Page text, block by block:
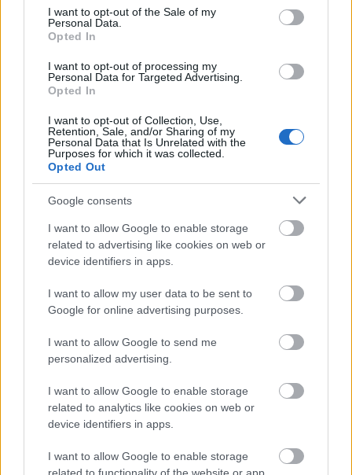
consent section.
I want to opt-out of the Sale of my
Personal Data.
Opted In
I want to opt-out of processing my
Personal Data for Targeted Advertising.
Opted In
I want to opt-out of Collection, Use,
Retention, Sale, and/or Sharing of my
Personal Data that Is Unrelated with the
Purposes for which it was collected.
Opted Out
Google consents
I want to allow Google to enable storage
related to advertising like cookies on web or
device identifiers in apps.
I want to allow my user data to be sent to
Google for online advertising purposes.
I want to allow Google to send me
personalized advertising.
I want to allow Google to enable storage
related to analytics like cookies on web or
device identifiers in apps.
I want to allow Google to enable storage
hagyma
15 éve
mondjuk en biztos nem mennek pizzeriaba
vacsorazni
azolyan hazarendelos dolog, vagy napkozben
de ez nem lenyeges
lomposfarkas
15 éve
Én már csak arra vagyok kíváncsi, mókás kedvű
posztoló barátom, hogy sokáig tartott-e az internet
bugyraiból előbányászni azt a két szót, melyek
használata esetén az úri olvasóközönség garantáltan
le fog hülyézni? Mert ezek ilyenek... :))
ember a holdon?
két dolgot nem értek:
1. ha nem volt jó elsőre, miért ment vissza? azért a
2. Debrecennek és a szalonnának mi köze